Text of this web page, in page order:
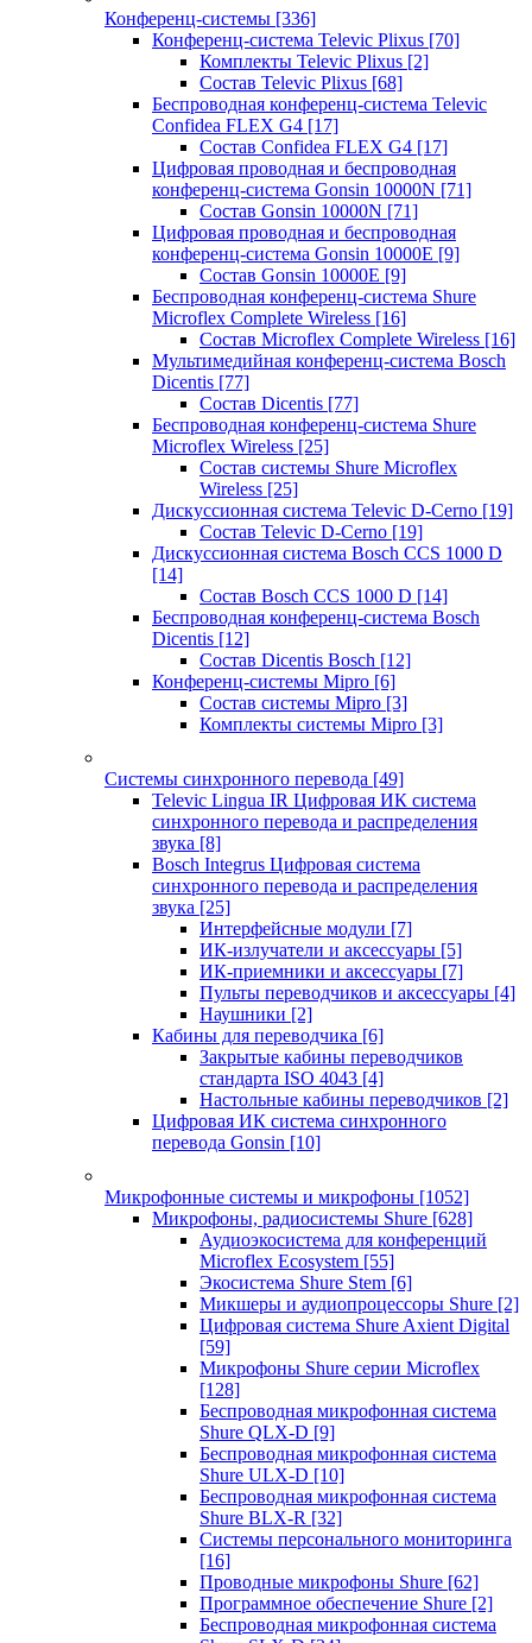
Конференц-системы [336]
Конференц-система Televic Plixus [70]
Комплекты Televic Plixus [2]
Состав Televic Plixus [68]
Беспроводная конференц-система Televic
Confidea FLEX G4 [17]
Состав Confidea FLEX G4 [17]
Цифровая проводная и беспроводная
конференц-система Gonsin 10000N [71]
Состав Gonsin 10000N [71]
Цифровая проводная и беспроводная
конференц-система Gonsin 10000E [9]
Состав Gonsin 10000E [9]
Беспроводная конференц-система Shure
Microflex Complete Wireless [16]
Состав Microflex Complete Wireless [16]
Мультимедийная конференц-система Bosch
Dicentis [77]
Состав Dicentis [77]
Беспроводная конференц-система Shure
Microflex Wireless [25]
Состав системы Shure Microflex
Wireless [25]
Дискуссионная система Televic D-Cerno [19]
Состав Televic D-Cerno [19]
Дискуссионная система Bosch CCS 1000 D
[14]
Состав Bosch CCS 1000 D [14]
Беспроводная конференц-система Bosch
Dicentis [12]
Состав Dicentis Bosch [12]
Конференц-системы Mipro [6]
Состав системы Mipro [3]
Комплекты системы Mipro [3]
Системы синхронного перевода [49]
Televic Lingua IR Цифровая ИК система
синхронного перевода и распределения
звука [8]
Bosch Integrus Цифровая система
синхронного перевода и распределения
звука [25]
Интерфейсные модули [7]
ИК-излучатели и аксессуары [5]
ИК-приемники и аксессуары [7]
Пульты переводчиков и аксессуары [4]
Наушники [2]
Кабины для переводчика [6]
Закрытые кабины переводчиков
стандарта ISO 4043 [4]
Настольные кабины переводчиков [2]
Цифровая ИК система синхронного
перевода Gonsin [10]
Микрофонные системы и микрофоны [1052]
Микрофоны, радиосистемы Shure [628]
Аудиоэкосистема для конференций
Microflex Ecosystem [55]
Экосистема Shure Stem [6]
Микшеры и аудиопроцессоры Shure [2]
Цифровая система Shure Axient Digital
[59]
Микрофоны Shure серии Microflex
[128]
Беспроводная микрофонная система
Shure QLX-D [9]
Беспроводная микрофонная система
Shure ULX-D [10]
Беспроводная микрофонная система
Shure BLX-R [32]
Системы персонального мониторинга
[16]
Проводные микрофоны Shure [62]
Программное обеспечение Shure [2]
Беспроводная микрофонная система